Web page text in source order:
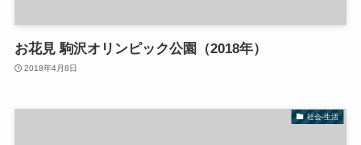
お花見 駒沢オリンピック公園（2018年）
2018年4月8日
社会-生活